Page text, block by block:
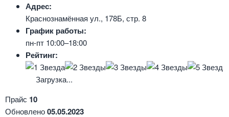
Адрес:
Краснознамённая ул., 178Б, стр. 8
График работы:
пн-пт 10:00–18:00
Рейтинг:
Загрузка...
Прайс 10
Обновлено05.05.2023